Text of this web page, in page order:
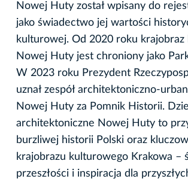
Nowej Huty został wpisany do
jako świadectwo jej wartości
kulturowej. Od 2020 roku
Nowej Huty jest chroniony jako
W 2023 roku Prezydent
uznał zespół architektoniczno-
Nowej Huty za Pomnik Historii.
architektoniczne Nowej Huty to
burzliwej historii Polski oraz
krajobrazu kulturowego Krakowa –
przeszłości i inspiracja dla